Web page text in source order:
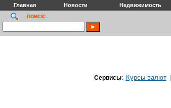
Главная Новости Недвижимость
поиск:
Сервисы: Курсы валют|